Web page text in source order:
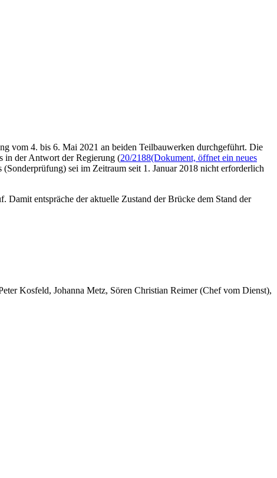
vom 4. bis 6. Mai 2021 an beiden Teilbauwerken durchgeführt. Die
in der Antwort der Regierung (20/2188(Dokument, öffnet ein neues
(Sonderprüfung) sei im Zeitraum seit 1. Januar 2018 nicht erforderlich
entspräche der aktuelle Zustand der Brücke dem Stand der
Kosfeld, Johanna Metz, Sören Christian Reimer (Chef vom Dienst),